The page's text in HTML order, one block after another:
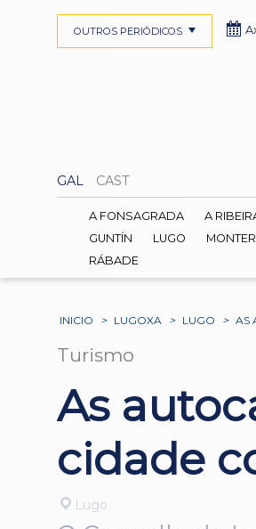
GAL CAST
OUTROS PERIÓDICOS
A FONSAGRADA A
GUNTÍN
LUGO
RÁBADE
INICIO > LUGOXA > LUGO > AS
Turismo
As
cidade
Lugo